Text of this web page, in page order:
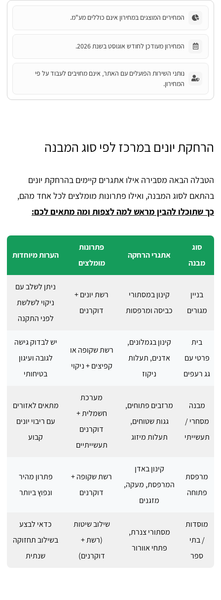
המחירים המוצגים במחירון אינם כוללים מע"מ.
המחירון מעודכן לחודש אוגוסט בשנת 2026.
נותני השירות הפועלים עם האתר, אינם מחויבים לעבוד על פי
המחירון.
הרחקת יונים במרכז לפי סוג המבנה
הטבלה הבאה מסבירה אילו אתגרים קיימים בהרחקת יונים
בהתאם לסוג המבנה, ואילו פתרונות מומלצים לכל אחד מהם,
כך שתוכלו להבין מראש למה לצפות ומה מתאים לכם:
סוג
מבנה
אתגרי הרחקה
פתרונות
מומלצים
הערות מיוחדות
בניין
מגורים
קינון במסתורי
כביסה ומרפסות
רשת יונים +
דוקרנים
ניתן לשלב עם
ניקוי לשלשת
לפני התקנה
בית
פרטי עם
גג רעפים
קינון בגמלונים,
אדנים, תעלות
ניקוז
רשת שקופה או
קפיצים + ניקוי
יש לבדוק גישה
לגובה ועיגון
בטיחותי
מבנה
מסחרי /
תעשייתי
מרזבים פתוחים,
גגות שטוחים,
תעלות מיזוג
מערכת
חשמלית +
דוקרנים
תעשייתיים
מתאים לאזורים
עם ריבוי יונים
קבוע
מרפסת
פתוחה
קינון באדן
המרפסת, מעקה,
מזגנים
רשת שקופה +
דוקרנים
פתרון מהיר
ונפוץ ביותר
מוסדות
/ בתי
ספר
מסתורי צנרת,
פתחי אוורור
שילוב שיטות
(רשת +
דוקרנים)
כדאי לבצע
בשילוב תחזוקה
שנתית